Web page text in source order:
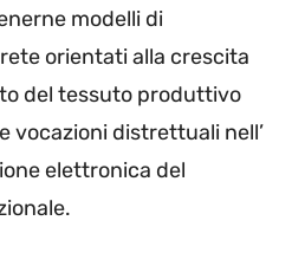
modelli di
orientati alla crescita
del tessuto produttivo
vocazioni distrettuali nell’
elettronica del